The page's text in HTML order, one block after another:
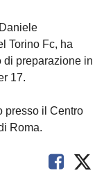
Torino Fc, ha
di preparazione in
17.
presso il Centro
Roma.